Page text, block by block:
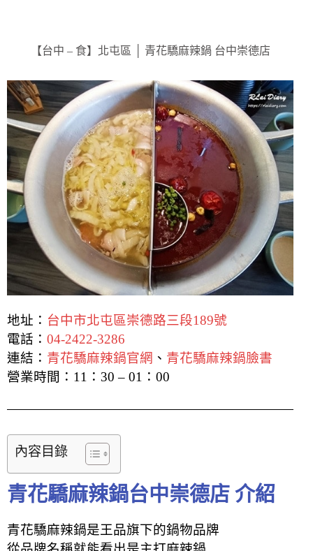
【台中 – 食】北屯區 │ 青花驕麻辣鍋 台中崇德店
地址： 台中市北屯區崇德路三段189號
電話： 04-2422-3286
連結： 青花驕麻辣鍋官網 、 青花驕麻辣鍋臉書
營業時間： 11：30 – 01：00
內容目錄
青花驕麻辣鍋台中崇德店 介紹
青花驕麻辣鍋是王品旗下的鍋物品牌